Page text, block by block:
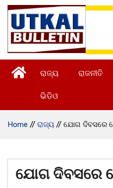
ରାଜ୍ୟ ରାଜନୀତି
ଭିଡିଓ
Home // ରାଜ୍ୟ // ଯୋଗ ଦିବସରେ
ଯୋଗ ଦିବସରେ